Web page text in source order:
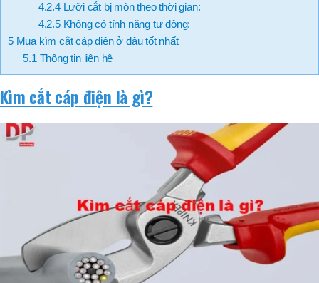
4.2.4Lưỡi cắt bị mòn theo thời gian:
4.2.5Không có tính năng tự động:
5Mua kìm cắt cáp điện ở đâu tốt nhất
5.1 Thông tin liên hệ
Kìm cắt cáp điện là gì?